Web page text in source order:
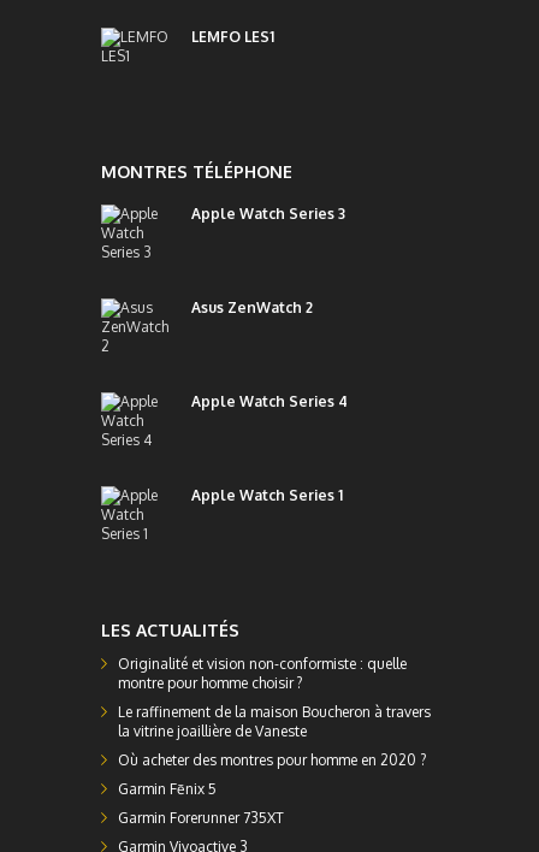
LEMFO LES1
MONTRES TÉLÉPHONE
Apple Watch Series 3
Asus ZenWatch 2
Apple Watch Series 4
Apple Watch Series 1
LES ACTUALITÉS
Originalité et vision non-conformiste : quelle
montre pour homme choisir ?
Le raffinement de la maison Boucheron à travers
la vitrine joaillière de Vaneste
Où acheter des montres pour homme en 2020 ?
Garmin Fēnix 5
Garmin Forerunner 735XT
Garmin Vivoactive 3